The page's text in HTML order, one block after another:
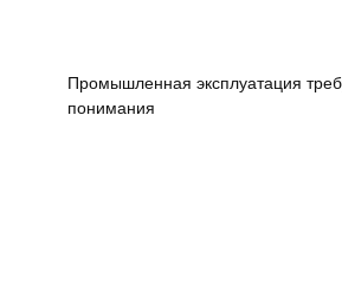
Промышленная эксплуатация
понимания